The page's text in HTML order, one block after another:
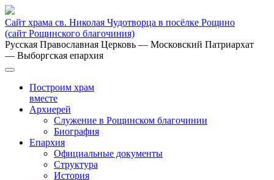
Сайт храма св. Николая Чудотворца в посёлке Рощино
(сайт Рощинского благочиния)
Русская Православная Церковь — Московский Патриархат
— Выборгская епархия
Построим храм
вместе
Архиерей
Служение в Рощинском благочинии
Биография
Епархия
Официальные документы
Структура
История